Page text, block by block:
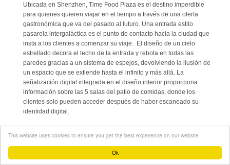
Ok
This website uses cookies to ensure you get the best experience on our website
Ubicada en Shenzhen, Time Food Plaza es el destino imperdible
para quienes quieren viajar en el tiempo a través de una oferta
gastronómica que va del pasado al futuro. Una entrada estilo
pasarela intergaláctica es el punto de contacto hacia la ciudad que
insta a los clientes a comenzar su viaje. El diseño de un cielo
estrellado decora el techo de la entrada y rebota en todas las
paredes gracias a un sistema de espejos, devolviendo la ilusión de
un espacio que se extiende hasta el infinito y más allá. La
señalización digital integrada en el diseño interior proporciona
información sobre las 5 salas del patio de comidas, donde los
clientes solo pueden acceder después de haber escaneado su
identidad digital.
VER MÁSSU TIME FOOD PLAZA